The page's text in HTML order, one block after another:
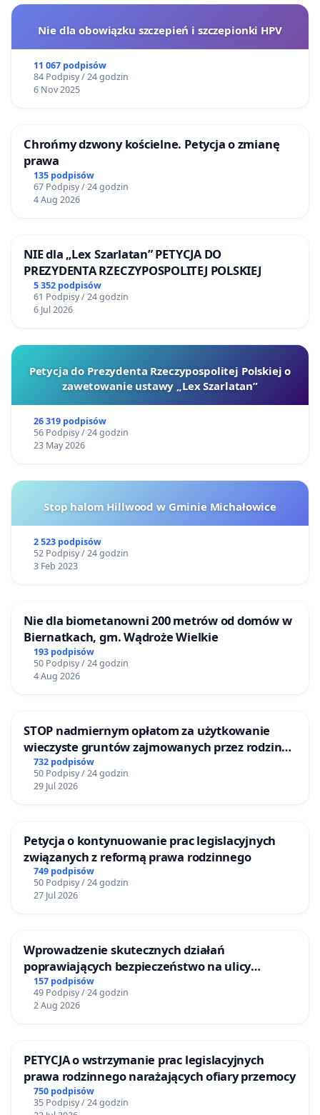
Nie dla obowiązku szczepień i szczepionki HPV
11 067 podpisów
84 Podpisy / 24 godzin
6 Nov 2025
Chrońmy dzwony kościelne. Petycja o zmianę
prawa
135 podpisów
67 Podpisy / 24 godzin
4 Aug 2026
NIE dla „Lex Szarlatan” PETYCJA DO
PREZYDENTA RZECZYPOSPOLITEJ POLSKIEJ
5 352 podpisów
61 Podpisy / 24 godzin
6 Jul 2026
Petycja do Prezydenta Rzeczypospolitej Polskiej o
zawetowanie ustawy „Lex Szarlatan”
26 319 podpisów
56 Podpisy / 24 godzin
23 May 2026
Stop halom Hillwood w Gminie Michałowice
2 523 podpisów
52 Podpisy / 24 godzin
3 Feb 2023
Nie dla biometanowni 200 metrów od domów w
Biernatkach, gm. Wądroże Wielkie
193 podpisów
50 Podpisy / 24 godzin
4 Aug 2026
STOP nadmiernym opłatom za użytkowanie
wieczyste gruntów zajmowanych przez rodzinne
ogrody działkowe.
732 podpisów
50 Podpisy / 24 godzin
29 Jul 2026
Petycja o kontynuowanie prac legislacyjnych
związanych z reformą prawa rodzinnego
749 podpisów
50 Podpisy / 24 godzin
27 Jul 2026
Wprowadzenie skutecznych działań
poprawiających bezpieczeństwo na ulicy
Żeromskiego w Otwocku
157 podpisów
49 Podpisy / 24 godzin
2 Aug 2026
PETYCJA o wstrzymanie prac legislacyjnych
prawa rodzinnego narażających ofiary przemocy
750 podpisów
35 Podpisy / 24 godzin